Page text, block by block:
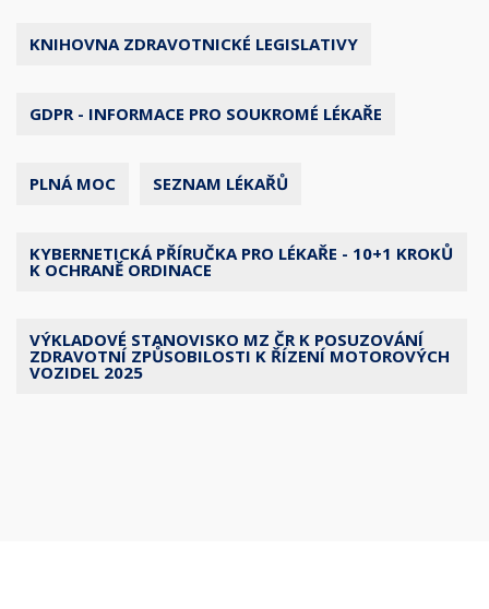
KNIHOVNA ZDRAVOTNICKÉ LEGISLATIVY
GDPR - INFORMACE PRO SOUKROMÉ LÉKAŘE
PLNÁ MOC SEZNAM LÉKAŘŮ
KYBERNETICKÁ PŘÍRUČKA PRO LÉKAŘE - 10+1 KROKŮ
K OCHRANĚ ORDINACE
VÝKLADOVÉ STANOVISKO MZ ČR K POSUZOVÁNÍ
ZDRAVOTNÍ ZPŮSOBILOSTI K ŘÍZENÍ MOTOROVÝCH
VOZIDEL 2025